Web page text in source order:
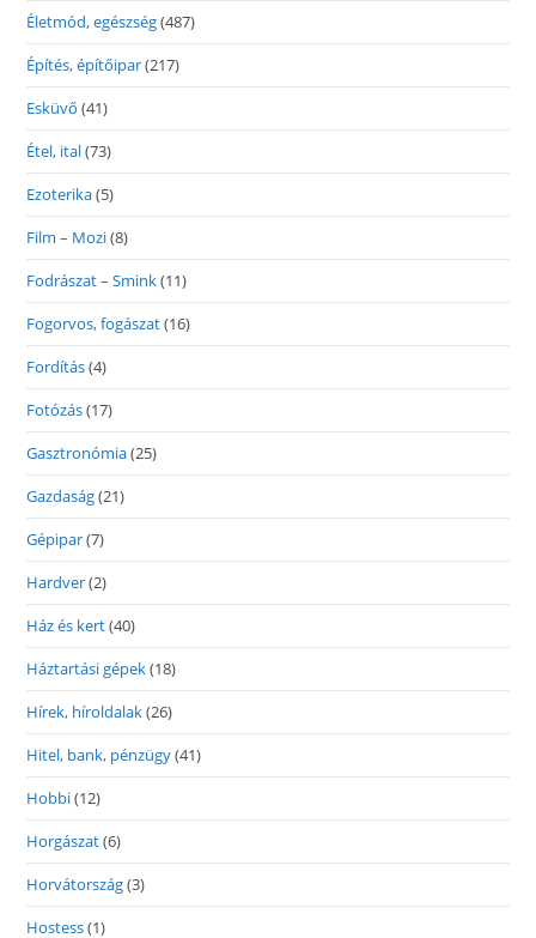
Életmód, egészség(487)
Építés, építőipar(217)
Esküvő (41)
Étel, ital(73)
Ezoterika(5)
Film – Mozi(8)
Fodrászat – Smink(11)
Fogorvos, fogászat(16)
Fordítás(4)
Fotózás(17)
Gasztronómia(25)
Gazdaság(21)
Gépipar(7)
Hardver(2)
Ház és kert(40)
Háztartási gépek(18)
Hírek, híroldalak(26)
Hitel, bank, pénzügy(41)
Hobbi(12)
Horgászat(6)
Horvátország(3)
Hostess(1)